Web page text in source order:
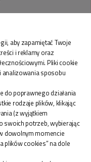
ul. Brylantowa
aby zapamiętać Twoje
i reklamy oraz
Pliki cookie
analizowania sposobu
do poprawnego działania
rodzaje plików, klikając
(z wyjątkiem
swoich potrzeb, wybierając
dowolnym momencie
plików cookies” na dole